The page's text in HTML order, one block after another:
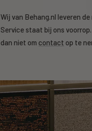
Wij van Behang.nl leveren
Service staat bij ons
dan niet omcontact op te